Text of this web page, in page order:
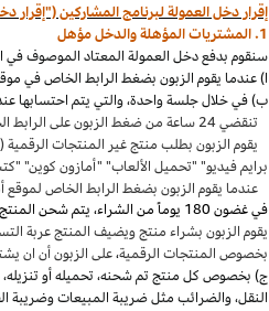
إقرار دخل العمولة لبرنامج المشاركين ("إقرار
1. المشتريات المؤهلة والدخل مؤهل
سنقوم بدفع دخل العمولة المعتاد الموصوف في البند 3 من إقرار دخل العمولة هذا بالاتصال مع
ا) عندما يقوم الزبون بضغط الرابط الخاص في
ب) في خلال جلسة واحدة،والتي يتم احتسابها
تنقضي 24 ساعة من ضغط الزبون على الرابط الخاص؛
يقوم الزبون بطلب منتج غير المنتجات الرقمية
برايم فيديو" "تحميل الألعاب" "أمازون كوين"
عندما يقوم الزبون بضغط الرابط الخاص لموقع
في غضون180 يوماً من الشراء، يتم شحن المنتج للعميل أو بثه أو تنزيله من قبله، ودفعه لثمنه
يقوم الزبون بشراء منتج ويضيف المنتج عربة التسوق الخاصة به واكمال الطلب خلال
بخصوص المنتجات الرقمية،على الزبون أن ان
ج) بخصوص كل منتج تم شحنه، تحميله أو تنزيله،
النقل،والضرائب مثل ضريبة المبيعات وضريبة